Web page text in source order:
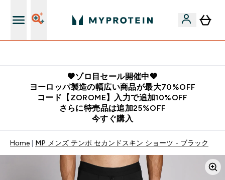
💙ゾロ目セール開催中💙
ヨーロッパ製造の幅広い商品が最大70%OFF
コード【ZOROME】入力で追加10%OFF
さらに特売品は追加25%OFF
今すぐ購入
Home MP メンズ テンポ セカンドスキン ショーツ - ブラック